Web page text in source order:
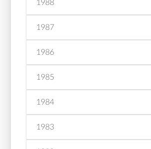
1988
1987
1986
1985
1984
1983